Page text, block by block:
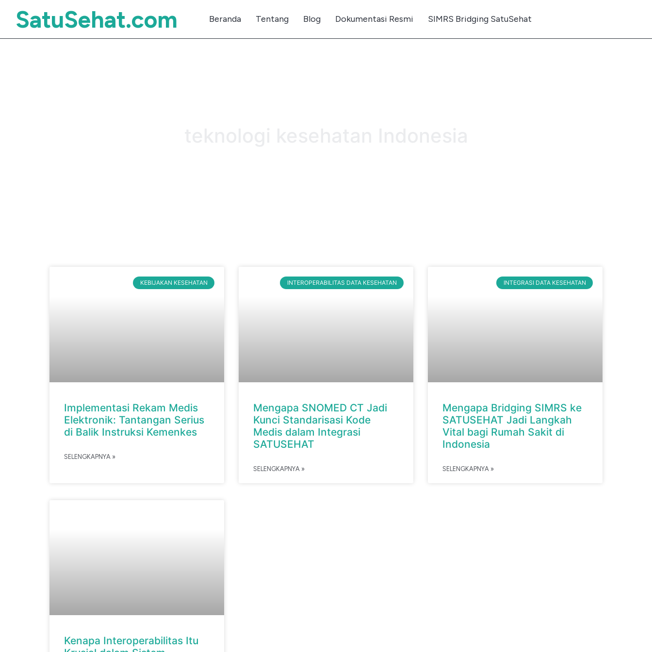
SatuSehat.com Beranda Tentang Blog Dokumentasi Resmi SIMRS Bridging SatuSehat
KEBIJAKAN KESEHATAN
Implementasi Rekam Medis
Elektronik: Tantangan Serius
di Balik Instruksi Kemenkes
SELENGKAPNYA »
INTEROPERABILITAS DATA KESEHATAN
Mengapa SNOMED CT Jadi
Kunci Standarisasi Kode
Medis dalam Integrasi
SATUSEHAT
SELENGKAPNYA »
INTEGRASI DATA KESEHATAN
Mengapa Bridging SIMRS ke
SATUSEHAT Jadi Langkah
Vital bagi Rumah Sakit di
Indonesia
SELENGKAPNYA »
Kenapa Interoperabilitas Itu